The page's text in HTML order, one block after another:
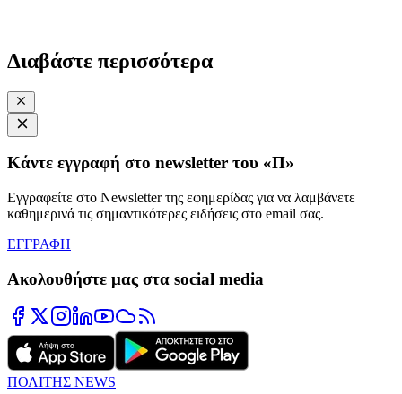
Διαβάστε περισσότερα
Κάντε εγγραφή στο newsletter του «Π»
Εγγραφείτε στο Newsletter της εφημερίδας για να λαμβάνετε
καθημερινά τις σημαντικότερες ειδήσεις στο email σας.
ΕΓΓΡΑΦΗ
Ακολουθήστε μας στα social media
ΠΟΛΙΤΗΣ NEWS